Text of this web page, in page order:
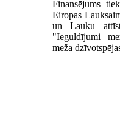
Finansējums
Eiropas
un Lauku
"Ieguldījumi
meža